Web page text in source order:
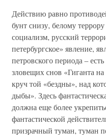
Действию равно
бунт снизу, белому
социализм, русский
петербургское» явление,
петровского периода –
зловещих снов «Гиганта
круч той «бездны», над
дыбы». Здесь
должна еще более
фантастической
призрачный туман, туман